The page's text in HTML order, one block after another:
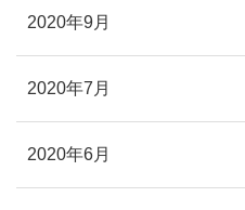
2020年9月
2020年7月
2020年6月